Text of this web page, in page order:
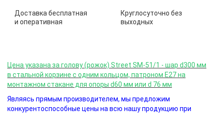
Доставка бесплатная
и оперативная
Круглосуточно без
выходных
Цена указана за голову (рожок) Street SM-51/1 - шар d300 мм
в стальной корзине с одним кольцом, патроном Е27 на
монтажном стакане для опоры d60 мм или d 76 мм
Являясь прямым производителем, мы предложим
конкурентоспособные цены на всю нашу продукцию при